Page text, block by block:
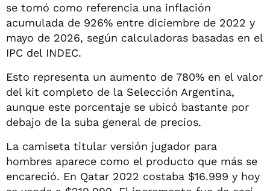
se tomó como referencia una inflación
acumulada de 926% entre diciembre de 2022 y
mayo de 2026, según calculadoras basadas en el
IPC del INDEC.
Esto representa un aumento de 780% en el valor
del kit completo de la Selección Argentina,
aunque este porcentaje se ubicó bastante por
debajo de la suba general de precios.
La camiseta titular versión jugador para
hombres aparece como el producto que más se
encareció. En Qatar 2022 costaba $16.999 y hoy